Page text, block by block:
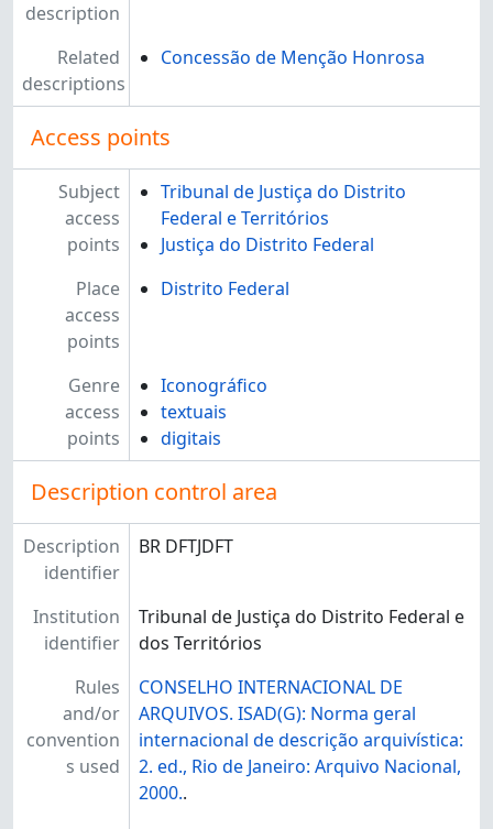
description
Related
descriptions
Concessão de Menção Honrosa
Access points
Subject
access
points
Tribunal de Justiça do Distrito
Federal e Territórios
Justiça do Distrito Federal
Place
access
points
Distrito Federal
Genre
access
points
Iconográfico
textuais
digitais
Description control area
Description
identifier
BR DFTJDFT
Institution
identifier
Tribunal de Justiça do Distrito Federal e
dos Territórios
Rules
and/or
convention
s used
CONSELHO INTERNACIONAL DE
ARQUIVOS. ISAD(G): Norma geral
internacional de descrição arquivística:
2. ed., Rio de Janeiro: Arquivo Nacional,
2000..